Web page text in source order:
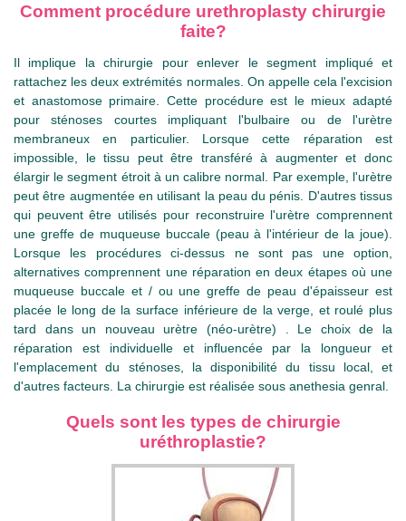
Comment procédure urethroplasty chirurgie
faite?
Il implique la chirurgie pour enlever le segment impliqué et
rattachez les deux extrémités normales. On appelle cela l'excision
et anastomose primaire. Cette procédure est le mieux adapté
pour sténoses courtes impliquant l'bulbaire ou de l'urètre
membraneux en particulier. Lorsque cette réparation est
impossible, le tissu peut être transféré à augmenter et donc
élargir le segment étroit à un calibre normal. Par exemple, l'urètre
peut être augmentée en utilisant la peau du pénis. D'autres tissus
qui peuvent être utilisés pour reconstruire l'urètre comprennent
une greffe de muqueuse buccale (peau à l'intérieur de la joue).
Lorsque les procédures ci-dessus ne sont pas une option,
alternatives comprennent une réparation en deux étapes où une
muqueuse buccale et / ou une greffe de peau d'épaisseur est
placée le long de la surface inférieure de la verge, et roulé plus
tard dans un nouveau urètre (néo-urètre) . Le choix de la
réparation est individuelle et influencée par la longueur et
l'emplacement du sténoses, la disponibilité du tissu local, et
d'autres facteurs. La chirurgie est réalisée sous anethesia genral.
Quels sont les types de chirurgie
uréthroplastie?